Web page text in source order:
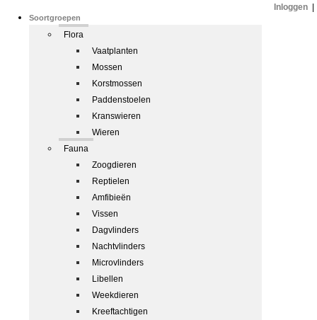
Soortgroepen
Flora
Vaatplanten
Mossen
Korstmossen
Paddenstoelen
Kranswieren
Wieren
Fauna
Zoogdieren
Reptielen
Amfibieën
Vissen
Dagvlinders
Nachtvlinders
Microvlinders
Libellen
Weekdieren
Kreeftachtigen
Inloggen